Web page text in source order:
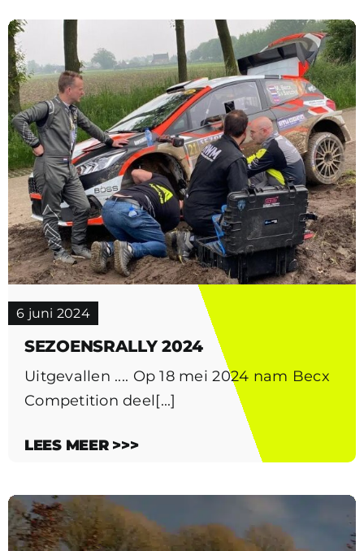
6 juni 2024
SEZOENSRALLY 2024
Uitgevallen .... Op 18 mei 2024 nam Becx
Competition deel[...]
LEES MEER >>>